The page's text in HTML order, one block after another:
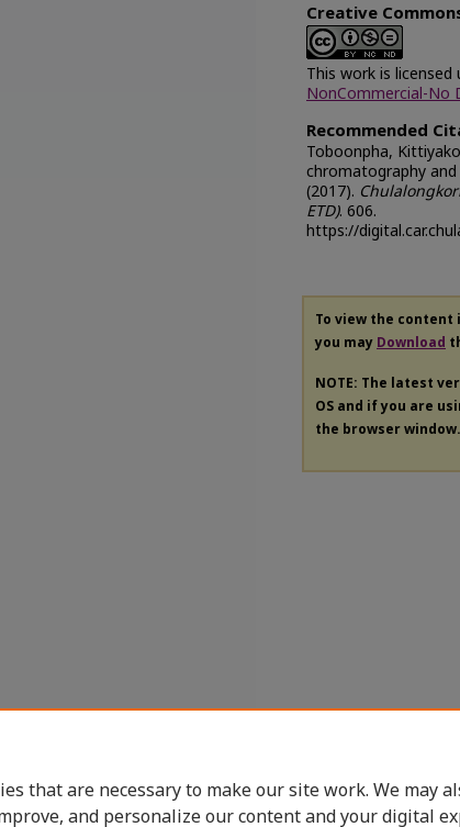
Creative
This work is licensed
NonCommercial-No
Recommended
Toboonpha,
chromatography
(2017).
ETD). 606.
https://
To view the content
you may Download
NOTE: The latest
OS and if you are
the browser window.
that are necessary to make our site work. We may
and personalize our content and your digital